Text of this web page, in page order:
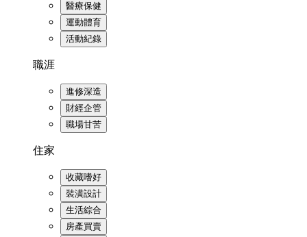
醫療保健
運動體育
活動紀錄
職涯
進修深造
財經企管
職場甘苦
住家
收藏嗜好
裝潢設計
生活綜合
房產買賣